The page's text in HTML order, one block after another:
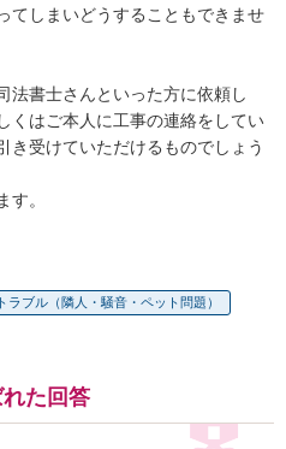
てしまいどうすることもできませ
法書士さんといった方に依頼し
くはご本人に工事の連絡をしてい
き受けていただけるものでしょう
す。
ラブル（隣人・騒音・ペット問題）
た回答